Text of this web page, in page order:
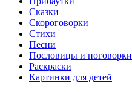
Сказки
Скороговорки
Стихи
Песни
Пословицы и поговорки
Раскраски
Картинки для детей